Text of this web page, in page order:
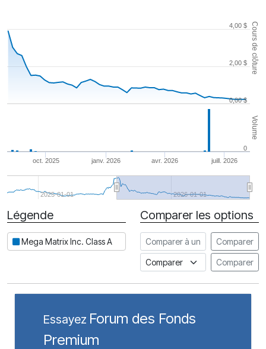
Cours de clôture
Volume
janv. 2026 juill. 2026
oct. 2025 avr. 2026
2025-01-01 2026-01-01
0,00 $
2,00 $
4,00 $
0
Date
Légende
Mega Matrix Inc. Class A
Comparer les options
Comparer à une autre action
Comparer
Comparer à un indiceComparer
Essayez Forum des Fonds
Premium